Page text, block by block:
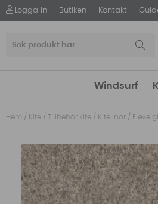
Logga in Butiken Kontakt
Windsurf
Hem / Kite / Tillbehör kite / Kitelinor /